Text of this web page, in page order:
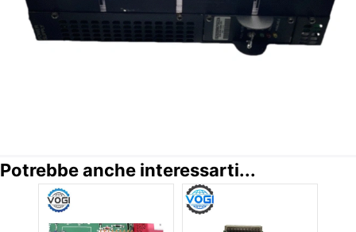
Potrebbe anche interessarti...